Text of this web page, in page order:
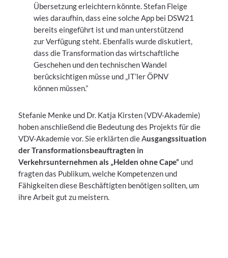
Übersetzung erleichtern könnte. Stefan Fleige
wies daraufhin, dass eine solche App bei DSW21
bereits eingeführt ist und man unterstützend
zur Verfügung steht. Ebenfalls wurde diskutiert,
dass die Transformation das wirtschaftliche
Geschehen und den technischen Wandel
berücksichtigen müsse und „IT’ler ÖPNV
können müssen.”
Stefanie Menke und Dr. Katja Kirsten (VDV-Akademie)
hoben anschließend die Bedeutung des Projekts für die
VDV-Akademie vor. Sie erklärten die Ausgangssituation
der Transformationsbeauftragten in
Verkehrsunternehmen als „Helden ohne Cape“ und
fragten das Publikum, welche Kompetenzen und
Fähigkeiten diese Beschäftigten benötigen sollten, um
ihre Arbeit gut zu meistern.